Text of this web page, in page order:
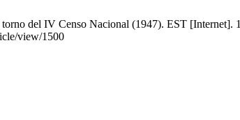
del IV Censo Nacional (1947). EST [Internet].
view/1500